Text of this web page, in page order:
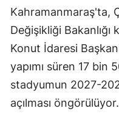
Kahramanmaraş'ta,
Değişikliği
Konut İdaresi
yapımı süren 17 bin
stadyumun 2027-
açılması öngörülüyor.